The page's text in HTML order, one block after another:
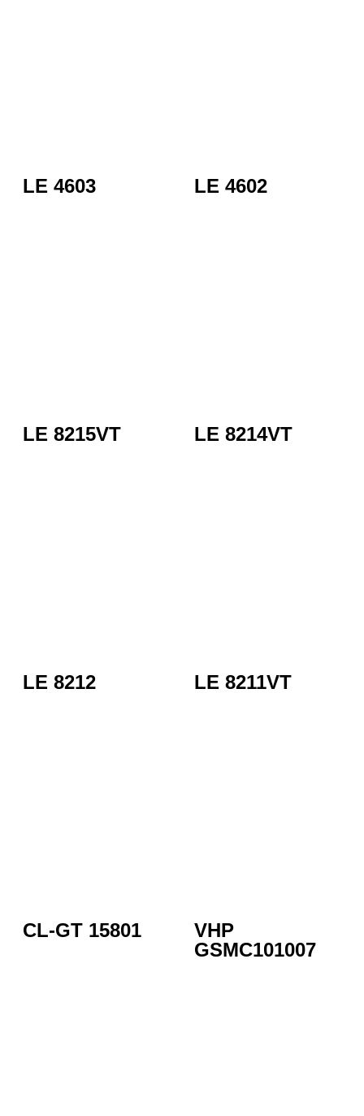
LE 4603 LE 4602
LE 8215VT LE 8214VT
LE 8212 LE 8211VT
CL-GT 15801
VHP
GSMC101007